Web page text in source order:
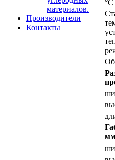
материалов.
Производители
Контакты
°С